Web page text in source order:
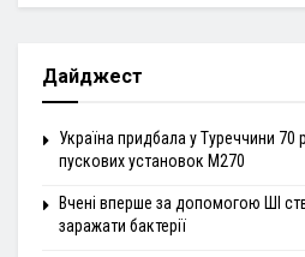
Дайджест
Україна придбала у Туреччини 70
пускових установок M270
Вчені вперше за допомогою ШІ
заражати бактерії